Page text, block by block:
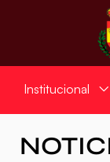
Institucional